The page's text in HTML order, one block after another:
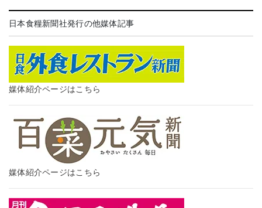
日本食糧新聞社発行の他媒体記事
媒体紹介ページはこちら
媒体紹介ページはこちら